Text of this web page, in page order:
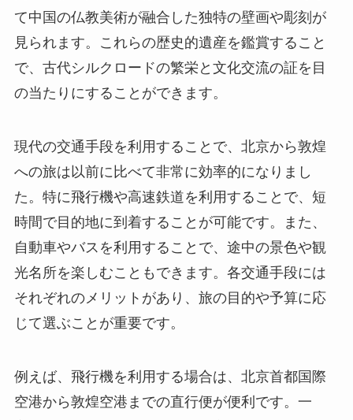
て中国の仏教美術が融合した独特の壁画や彫刻が
見られます。これらの歴史的遺産を鑑賞すること
で、古代シルクロードの繁栄と文化交流の証を目
の当たりにすることができます。
現代の交通手段を利用することで、北京から敦煌
への旅は以前に比べて非常に効率的になりまし
た。特に飛行機や高速鉄道を利用することで、短
時間で目的地に到着することが可能です。また、
自動車やバスを利用することで、途中の景色や観
光名所を楽しむこともできます。各交通手段には
それぞれのメリットがあり、旅の目的や予算に応
じて選ぶことが重要です。
例えば、飛行機を利用する場合は、北京首都国際
空港から敦煌空港までの直行便が便利です。一